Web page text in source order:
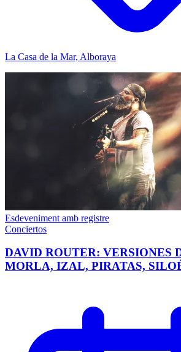
La Casa de la Mar, Alboraya
Esdeveniment amb registre
Conciertos
DAVID ROUTER: VERSIONES
MORLA, IZAL, PIRATAS,